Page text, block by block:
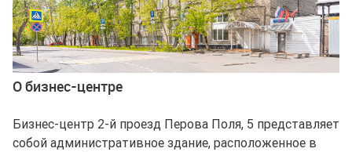
О бизнес-центре
Бизнес-центр 2-й проезд Перова Поля, 5 представляет
собой административное здание, расположенное в